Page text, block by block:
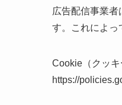
広告配信事業
す。これによっ
Cookie（クッキ
https://